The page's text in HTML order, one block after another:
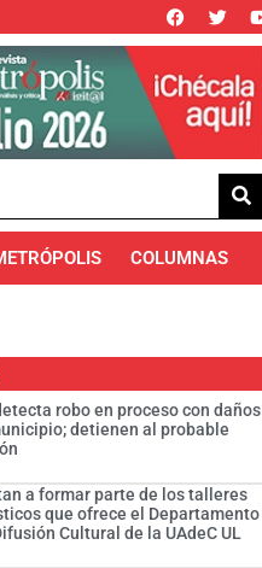
COLUMNAS
robo en proceso con daños
detienen al probable
a formar parte de los talleres
que ofrece el Departamento
Cultural de la UAdeC UL